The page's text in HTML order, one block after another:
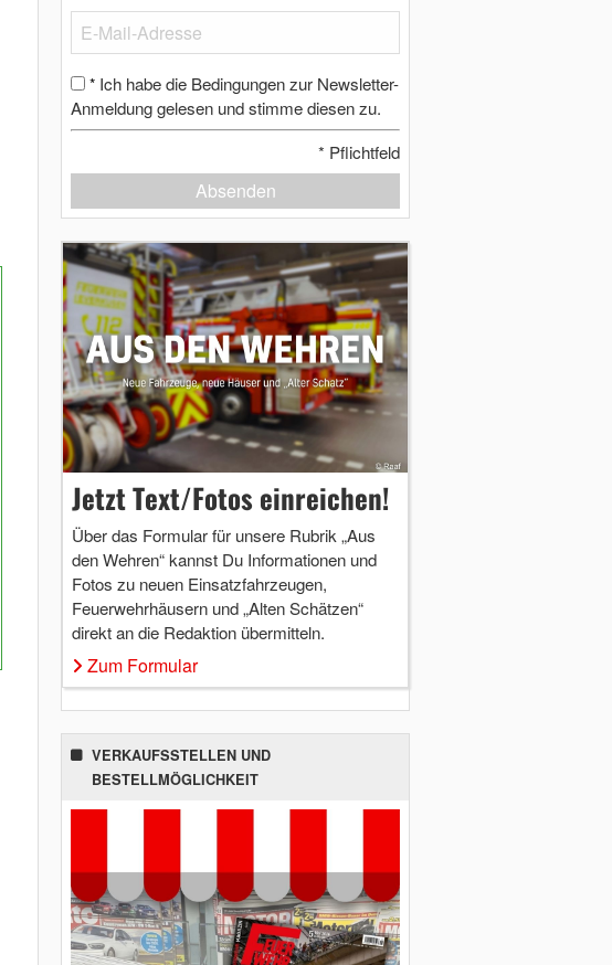
* Ich habe die Bedingungen zur Newsletter-
Anmeldung gelesen und stimme diesen zu.
* Pflichtfeld
Absenden
Jetzt Text/Fotos einreichen!
Über das Formular für unsere Rubrik „Aus
den Wehren“ kannst Du Informationen und
Fotos zu neuen Einsatzfahrzeugen,
Feuerwehrhäusern und „Alten Schätzen“
direkt an die Redaktion übermitteln.
Zum Formular
VERKAUFSSTELLEN UND
BESTELLMÖGLICHKEIT